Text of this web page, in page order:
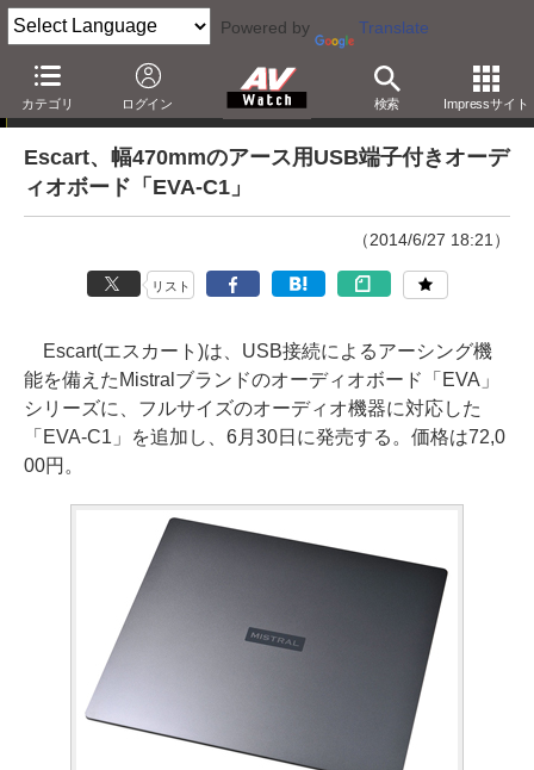
Powered by Translate
カテゴリ ログイン 検索 Impressサイト
ニュース
Escart、幅470mmのアース用USB端子付きオーデ
ィオボード「EVA-C1」
（2014/6/27 18:21）
リスト
Escart(エスカート)は、USB接続によるアーシング機
能を備えたMistralブランドのオーディオボード「EVA」
シリーズに、フルサイズのオーディオ機器に対応した
「EVA-C1」を追加し、6月30日に発売する。価格は72,0
00円。